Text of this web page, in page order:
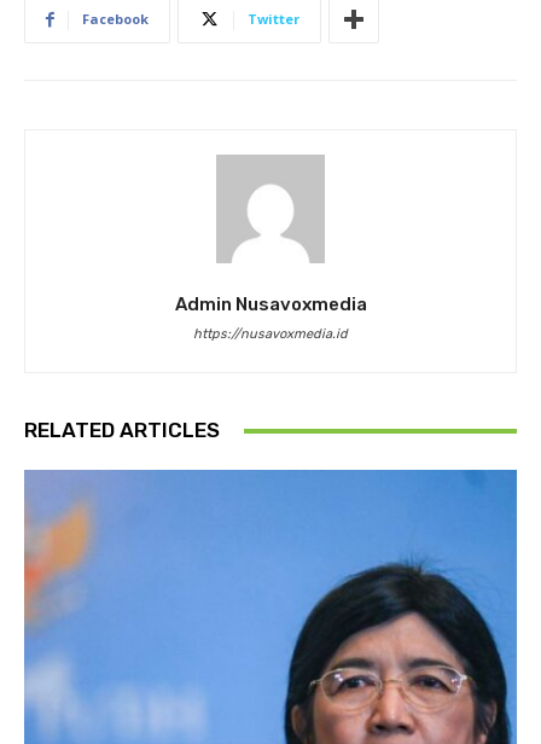
Facebook Twitter
Admin Nusavoxmedia
https://nusavoxmedia.id
RELATED ARTICLES